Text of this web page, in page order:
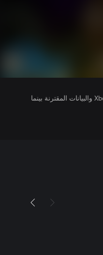
يتلقى ناشرو الألعاب التي تقوم بتشغيلها وصولاً إلى معلومات ملف تعريفك في Xbox والبيانات المقترنة بينما